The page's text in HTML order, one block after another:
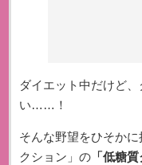
ダイエット中だけど
い……！
そんな野望をひそか
クション」の「低糖質